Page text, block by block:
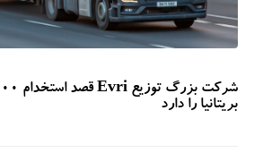
بریتانیا را دارد